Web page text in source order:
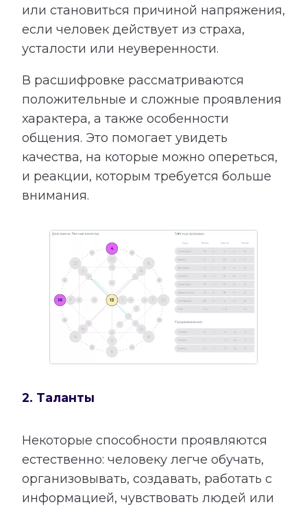
или становиться причиной напряжения,
если человек действует из страха,
усталости или неуверенности.
В расшифровке рассматриваются
положительные и сложные проявления
характера, а также особенности
общения. Это помогает увидеть
качества, на которые можно опереться,
и реакции, которым требуется больше
внимания.
2. Таланты
Некоторые способности проявляются
естественно: человеку легче обучать,
организовывать, создавать, работать с
информацией, чувствовать людей или